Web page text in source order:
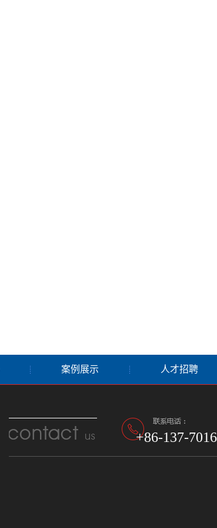
案例展示 人才招聘
+86-137-